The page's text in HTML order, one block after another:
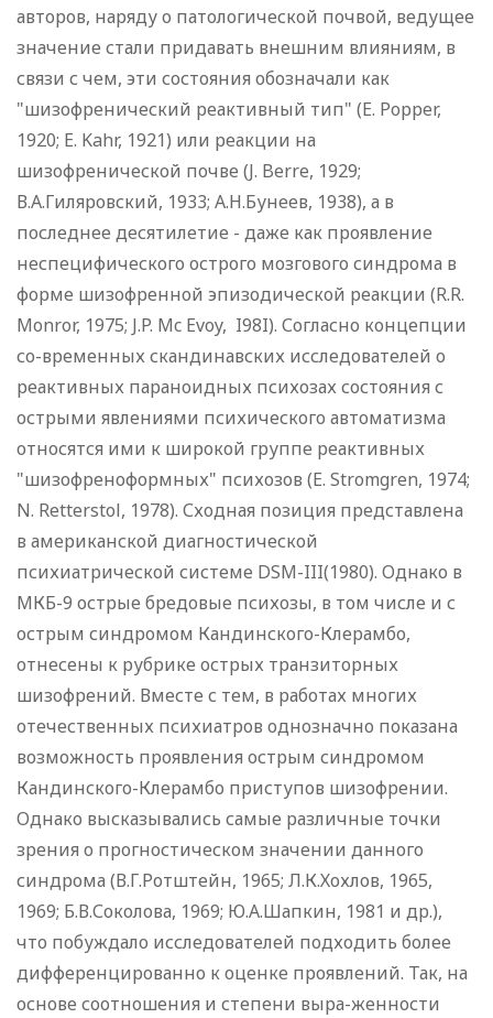
авторов, наряду о патологической почвой, ведущее
значение стали придавать внешним влияниям, в
связи с чем, эти состояния обозначали как
"шизофренический реактивный тип" (E. Popper,
1920; E. Kahr, 1921) или реакции на
шизофренической почве (J. Berre, 1929;
В.А.Гиляровский, 1933; А.Н.Бунеев, 1938), а в
последнее десятилетие - даже как проявление
неспецифического острого мозгового синдрома в
форме шизофренной эпизодической реакции (R.R.
Monror, 1975; J.P. Mc Evoy, I98I). Согласно концепции
со-временных скандинавских исследователей о
реактивных параноидных психозах состояния с
острыми явлениями психического автоматизма
относятся ими к широкой группе реактивных
"шизофреноформных" психозов (E. Stromgren, 1974;
N. Retterstol, 1978). Сходная позиция представлена
в американской диагностической
психиатрической системе DSM-III(1980). Однако в
МКБ-9 острые бредовые психозы, в том числе и с
острым синдромом Кандинского-Клерамбо,
отнесены к рубрике острых транзиторных
шизофрений. Вместе с тем, в работах многих
отечественных психиатров однозначно показана
возможность проявления острым синдромом
Кандинского-Клерамбо приступов шизофрении.
Однако высказывались самые различные точки
зрения о прогностическом значении данного
синдрома (В.Г.Ротштейн, 1965; Л.К.Хохлов, 1965,
1969; Б.В.Соколова, 1969; Ю.А.Шапкин, 1981 и др.),
что побуждало исследователей подходить более
дифференцированно к оценке проявлений. Так, на
основе соотношения и степени выра-женности